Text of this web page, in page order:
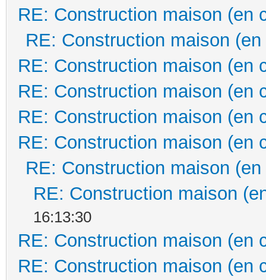
RE: Construction maison (en
RE: Construction maison
RE: Construction maison (en
RE: Construction maison (en
RE: Construction maison (en
RE: Construction maison (en
RE: Construction maison
RE: Construction maison
16:13:30
RE: Construction maison (en
RE: Construction maison (en